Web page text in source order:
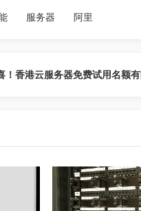
服务器 阿里
！香港云服务器免费试用名额有